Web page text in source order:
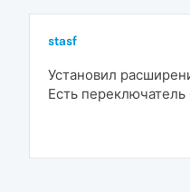
stasf
Установил
Есть